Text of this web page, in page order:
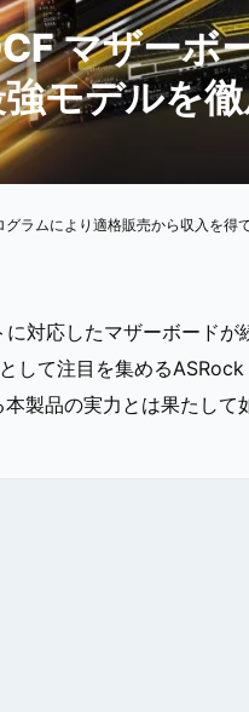
マザーボ
モデルを
ラムにより適格販売から収入を得て
対応したマザーボード
して注目を集める
製品の実力とは果たし